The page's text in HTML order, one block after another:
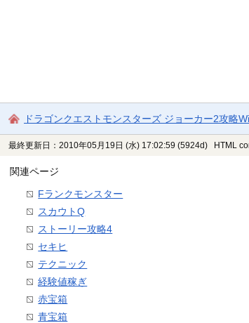
ドラゴンクエストモンスターズ ジョーカー2攻略
最終更新日：2010年05月19日 (水) 17:02:59 (5924d) HTML
関連ページ
Fランクモンスター
スカウトQ
ストーリー攻略4
セキヒ
テクニック
経験値稼ぎ
赤宝箱
青宝箱